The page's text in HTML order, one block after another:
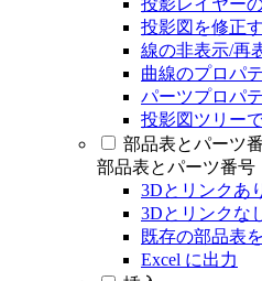
投影レイヤー
投影図を修正
線の非表示/再
曲線のプロパ
パーツプロパ
投影図ツリー
部品表とパーツ
部品表とパーツ番号
3Dとリンクあ
3Dとリンクな
既存の部品表
Excel に出力